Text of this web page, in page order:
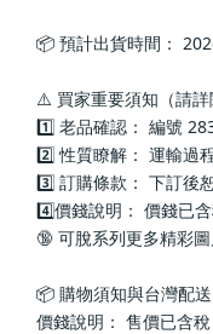
📦 預計出貨時間：
⚠️ 買家重要須知（請詳
1️⃣ 老品確認： 編號
2️⃣ 性質瞭解： 運輸過
3️⃣ 訂購條款： 下訂後
4️⃣價錢說明： 價錢已
🔞 可脫系列更多精彩
📦 購物須知與台灣配送
價錢說明： 售價已含